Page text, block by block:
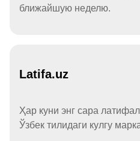
ближайшую неделю.
Latifa.uz
Ҳар куни энг сара
Ўзбек тилидаги кулгу